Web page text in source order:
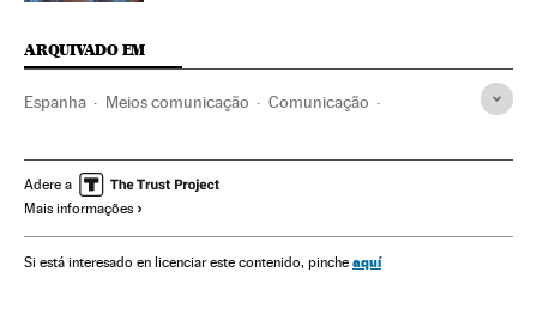
ARQUIVADO EM
Espanha Meios comunicação Comunicação
Imprensa Empresas Economia
Telecomunicações
Adere a
Mais informações
Si está interesado en licenciar este contenido, pinche aquí